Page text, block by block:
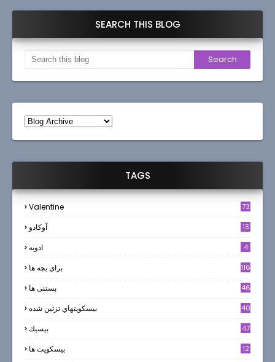
SEARCH THIS BLOG
TAGS
Valentine 73
آوکادو 13
ادويه 4
براي بچه ها 116
بستنی ها 46
بيسكويتهاي تزئين شده 40
بيسيك 47
بیسکویت ها
12